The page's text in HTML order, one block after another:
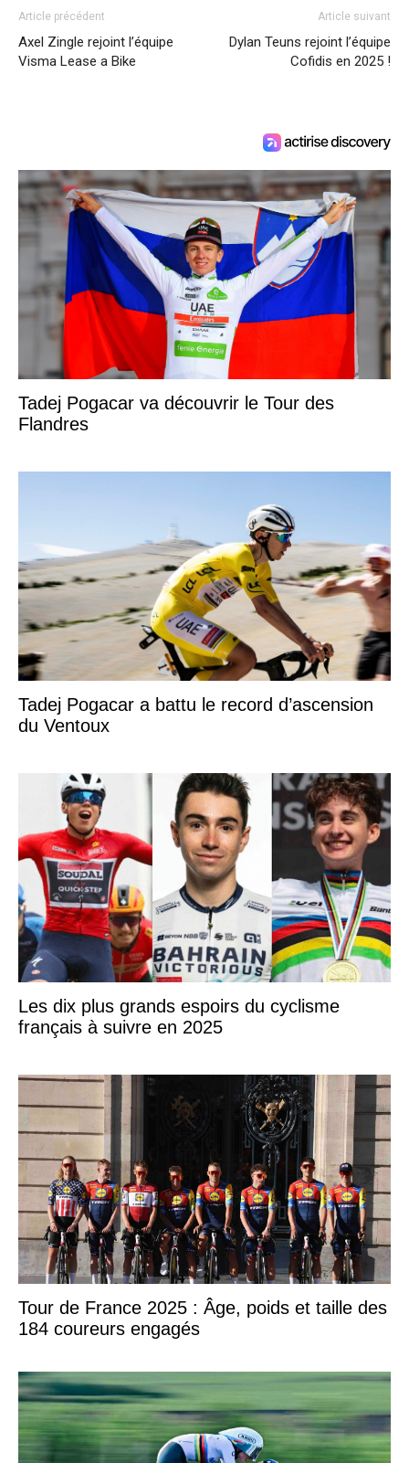
Article précédent
Axel Zingle rejoint l’équipe
Visma Lease a Bike
Article suivant
Dylan Teuns rejoint l’équipe
Cofidis en 2025 !
Tadej Pogacar va découvrir le Tour des
Flandres
Tadej Pogacar a battu le record d’ascension
du Ventoux
Les dix plus grands espoirs du cyclisme
français à suivre en 2025
Tour de France 2025 : Âge, poids et taille des
184 coureurs engagés